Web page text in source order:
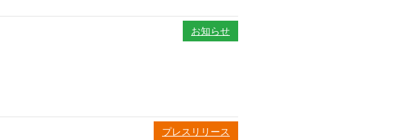
お知らせ
プレスリリース